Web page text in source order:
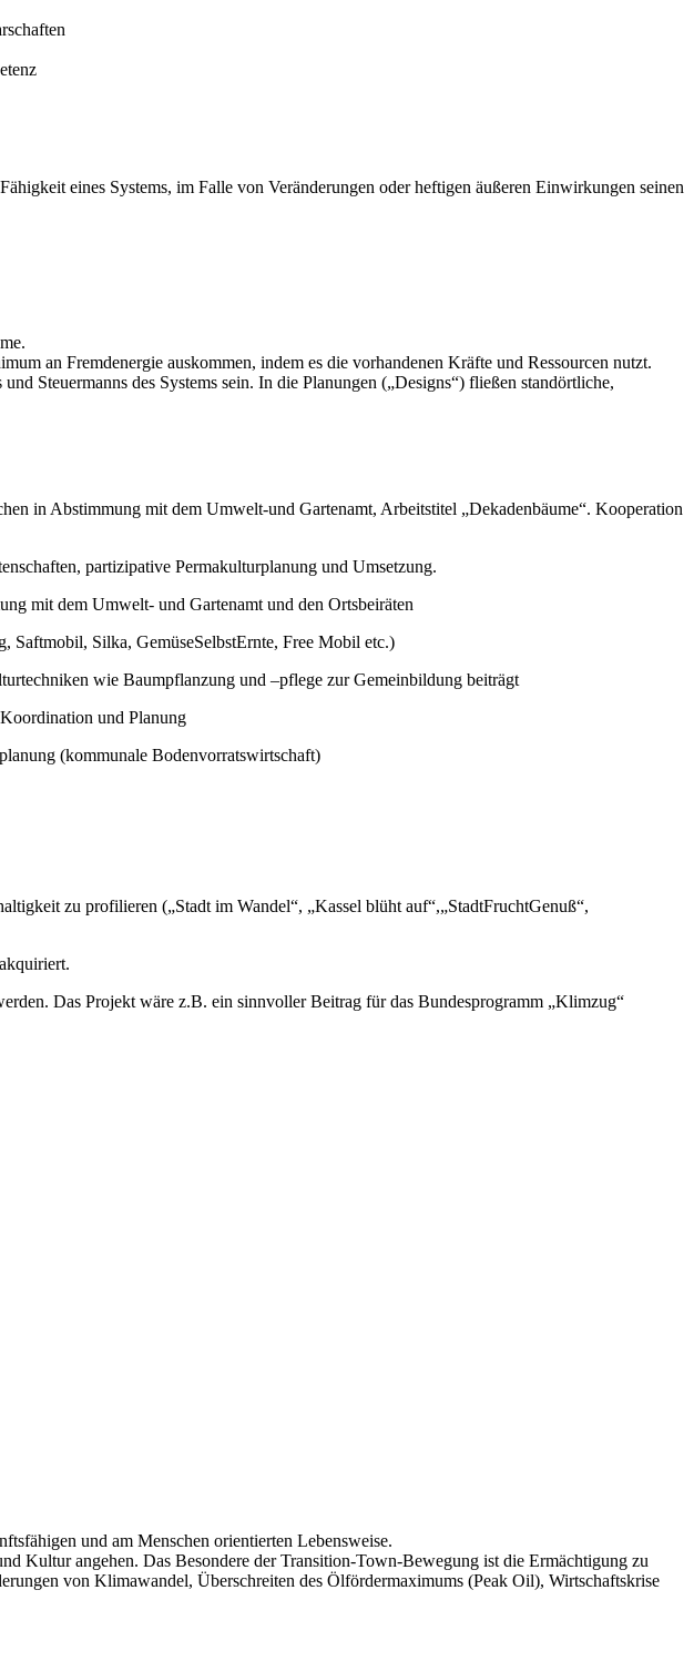
eines Systems, im Falle von Veränderungen oder heftigen äußeren Einwirkungen seinen
an Fremdenergie auskommen, indem es die vorhandenen Kräfte und Ressourcen nutzt.
Steuermanns des Systems sein. In die Planungen („Designs“) fließen standörtliche,
in Abstimmung mit dem Umwelt-und Gartenamt, Arbeitstitel „Dekadenbäume“. Kooperation
partizipative Permakulturplanung und Umsetzung.
mit dem Umwelt- und Gartenamt und den Ortsbeiräten
Saftmobil, Silka, GemüseSelbstErnte, Free Mobil etc.)
wie Baumpflanzung und –pflege zur Gemeinbildung beiträgt
und Planung
(kommunale Bodenvorratswirtschaft)
zu profilieren („Stadt im Wandel“, „Kassel blüht auf“,„StadtFruchtGenuß“,
Das Projekt wäre z.B. ein sinnvoller Beitrag für das Bundesprogramm „Klimzug“
und am Menschen orientierten Lebensweise.
Kultur angehen. Das Besondere der Transition-Town-Bewegung ist die Ermächtigung zu
von Klimawandel, Überschreiten des Ölfördermaximums (Peak Oil), Wirtschaftskrise